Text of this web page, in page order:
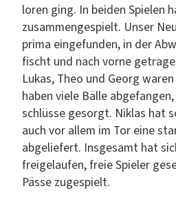
loren ging. In bei­den Spie­len
zusam­menge­spielt. Unser
pri­ma einge­fun­den, in der
fis­cht und nach vorne
Lukas, Theo und Georg
haben viele Bälle
schlüsse gesorgt. Niklas hat
auch vor allem im Tor eine
abgeliefert. Ins­ge­samt hat
freige­laufen, freie Spiel­er
Pässe zugespielt.